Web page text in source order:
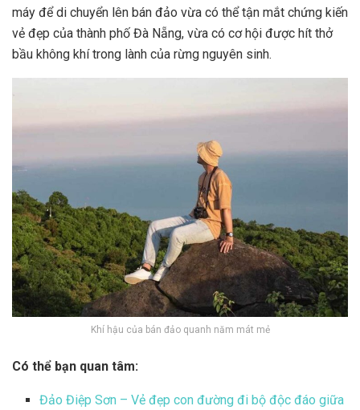
máy để di chuyển lên bán đảo vừa có thể tận mắt chứng kiến
vẻ đẹp của thành phố Đà Nẵng, vừa có cơ hội được hít thở
bầu không khí trong lành của rừng nguyên sinh.
Khí hậu của bán đảo quanh năm mát mẻ
Có thể bạn quan tâm:
Đảo Điệp Sơn – Vẻ đẹp con đường đi bộ độc đáo giữa